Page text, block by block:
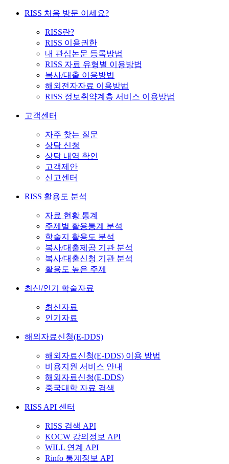
RISS 처음 방문 이세요?
RISS란?
RISS 이용권한
내 관심논문 등록방법
RISS 자료 유형별 이용방법
복사/대출 이용방법
해외전자자료 이용방법
RISS 정보취약계층 서비스 이용방법
고객센터
자주 찾는 질문
상담 신청
상담 내역 확인
고객제안
신고센터
RISS 활용도 분석
자료 현황 통계
주제별 활용통계 분석
학술지 활용도 분석
복사/대출제공 기관 분석
복사/대출신청 기관 분석
활용도 높은 주제
최신/인기 학술자료
최신자료
인기자료
해외자료신청(E-DDS)
해외자료신청(E-DDS) 이용 방법
비용지원 서비스 안내
해외자료신청(E-DDS)
중국대학 자료 검색
RISS API 센터
RISS 검색 API
KOCW 강의정보 API
WILL 연계 API
Rinfo 통계정보 API